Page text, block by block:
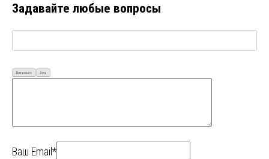
Задавайте любые вопросы
Визуально Код
Ваш Email*